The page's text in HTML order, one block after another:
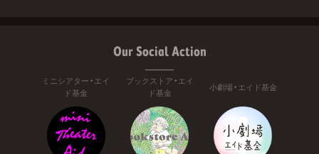
Our Social Action
ミニシアター・エイ
ド基金
ブックストア・エイ
ド基金
小劇場・エイド基金